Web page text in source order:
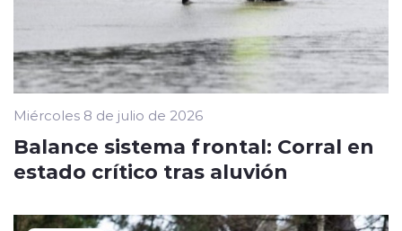
Miércoles 8 de julio de 2026
Balance sistema frontal: Corral en
estado crítico tras aluvión